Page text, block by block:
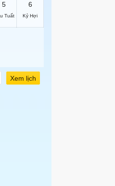
5
Tuất
6
Kỷ Hợi
Xem lịch